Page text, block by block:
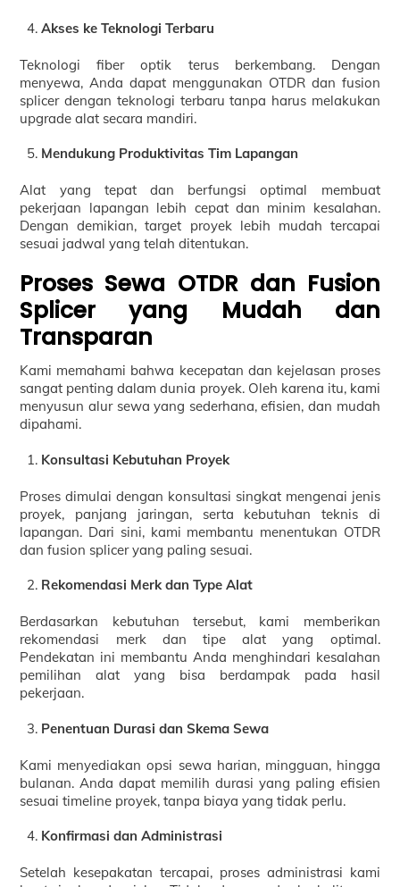
Akses ke Teknologi Terbaru
Teknologi fiber optik terus berkembang. Dengan
menyewa, Anda dapat menggunakan OTDR dan fusion
splicer dengan teknologi terbaru tanpa harus melakukan
upgrade alat secara mandiri.
Mendukung Produktivitas Tim Lapangan
Alat yang tepat dan berfungsi optimal membuat
pekerjaan lapangan lebih cepat dan minim kesalahan.
Dengan demikian, target proyek lebih mudah tercapai
sesuai jadwal yang telah ditentukan.
Proses Sewa OTDR dan Fusion
Splicer yang Mudah dan
Transparan
Kami memahami bahwa kecepatan dan kejelasan proses
sangat penting dalam dunia proyek. Oleh karena itu, kami
menyusun alur sewa yang sederhana, efisien, dan mudah
dipahami.
Konsultasi Kebutuhan Proyek
Proses dimulai dengan konsultasi singkat mengenai jenis
proyek, panjang jaringan, serta kebutuhan teknis di
lapangan. Dari sini, kami membantu menentukan OTDR
dan fusion splicer yang paling sesuai.
Rekomendasi Merk dan Type Alat
Berdasarkan kebutuhan tersebut, kami memberikan
rekomendasi merk dan tipe alat yang optimal.
Pendekatan ini membantu Anda menghindari kesalahan
pemilihan alat yang bisa berdampak pada hasil
pekerjaan.
Penentuan Durasi dan Skema Sewa
Kami menyediakan opsi sewa harian, mingguan, hingga
bulanan. Anda dapat memilih durasi yang paling efisien
sesuai timeline proyek, tanpa biaya yang tidak perlu.
Konfirmasi dan Administrasi
Setelah kesepakatan tercapai, proses administrasi kami